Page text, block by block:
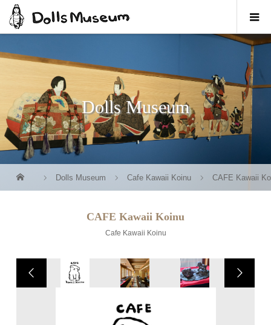
Dolls Museum
Dolls Museum Cafe Kawaii Koinu CAFE Kawaii
CAFE Kawaii Koinu
Cafe Kawaii Koinu